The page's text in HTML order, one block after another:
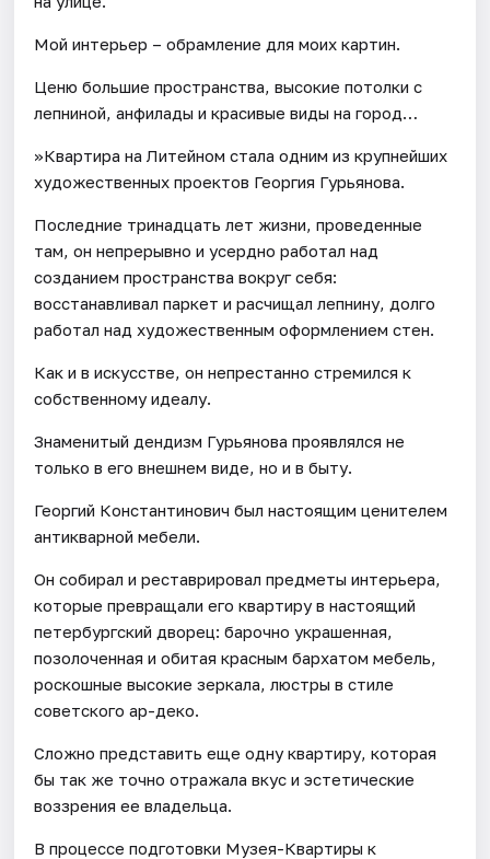
Мой интерьер – обрамление для моих картин.
Ценю большие пространства, высокие потолки с
лепниной, анфилады и красивые виды на город…
»Квартира на Литейном стала одним из крупнейших
художественных проектов Георгия Гурьянова.
Последние тринадцать лет жизни, проведенные
там, он непрерывно и усердно работал над
созданием пространства вокруг себя:
восстанавливал паркет и расчищал лепнину, долго
работал над художественным оформлением стен.
Как и в искусстве, он непрестанно стремился к
собственному идеалу.
Знаменитый дендизм Гурьянова проявлялся не
только в его внешнем виде, но и в быту.
Георгий Константинович был настоящим ценителем
антикварной мебели.
Он собирал и реставрировал предметы интерьера,
которые превращали его квартиру в настоящий
петербургский дворец: барочно украшенная,
позолоченная и обитая красным бархатом мебель,
роскошные высокие зеркала, люстры в стиле
советского ар-деко.
Сложно представить еще одну квартиру, которая
бы так же точно отражала вкус и эстетические
воззрения ее владельца.
В процессе подготовки Музея-Квартиры к